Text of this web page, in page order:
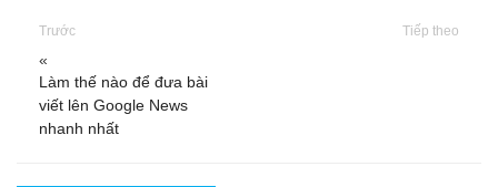
Trước
«
Làm thế nào để đưa bài
viết lên Google News
nhanh nhất
Tiếp theo